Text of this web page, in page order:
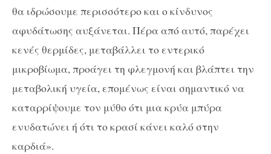
θα ιδρώσουμε περισσότερο και ο κίνδυνος
αφυδάτωσης αυξάνεται. Πέρα από αυτό, παρέχει
κενές θερμίδες, μεταβάλλει το εντερικό
μικροβίωμα, προάγει τη φλεγμονή και βλάπτει την
μεταβολική υγεία, επομένως είναι σημαντικό να
καταρρίψουμε τον μύθο ότι μια κρύα μπύρα
ενυδατώνει ή ότι το κρασί κάνει καλό στην
καρδιά».